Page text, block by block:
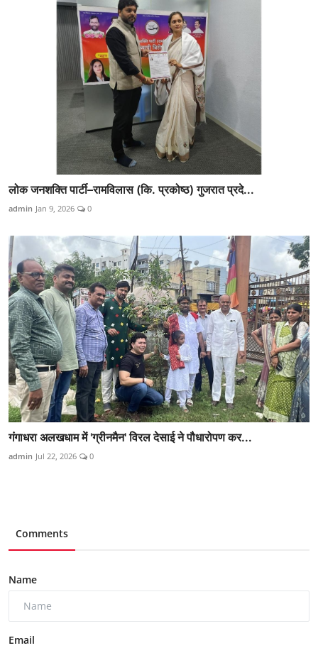
लोक जनशक्ति पार्टी–रामविलास (कि. प्रकोष्ठ) गुजरात प्रदे...
admin Jan 9, 2026 0
गंगाधरा अलखधाम में 'ग्रीनमैन' विरल देसाई ने पौधारोपण कर...
admin Jul 22, 2026 0
Comments
Name
Email